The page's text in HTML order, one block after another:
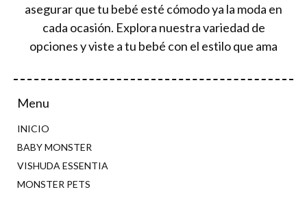
asegurar que tu bebé esté cómodo ya la moda en
cada ocasión. Explora nuestra variedad de
opciones y viste a tu bebé con el estilo que ama
Menu
INICIO
BABY MONSTER
VISHUDA ESSENTIA
MONSTER PETS